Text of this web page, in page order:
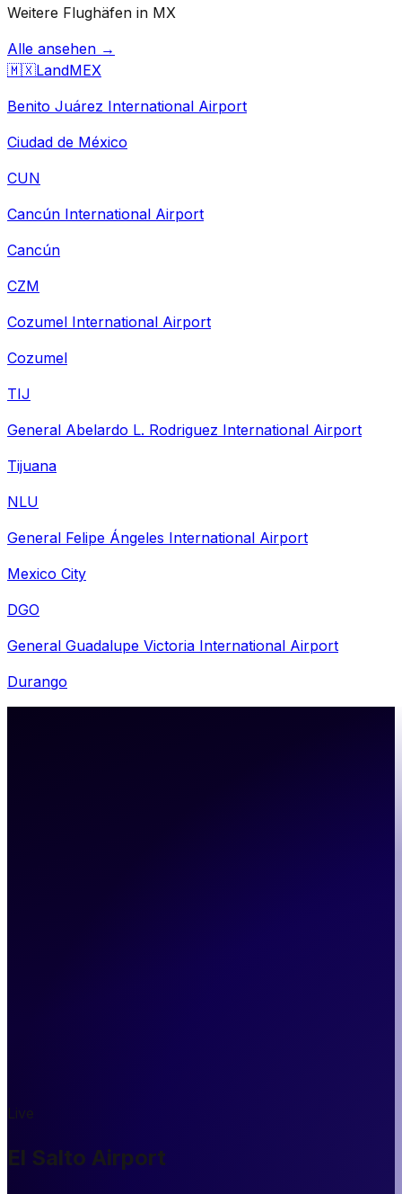
Weitere Flughäfen in MX
Alle ansehen →
🇲🇽LandMEX
Benito Juárez International Airport
Ciudad de México
CUN
Cancún International Airport
Cancún
CZM
Cozumel International Airport
Cozumel
TIJ
General Abelardo L. Rodriguez International Airport
Tijuana
NLU
General Felipe Ángeles International Airport
Mexico City
DGO
General Guadalupe Victoria International Airport
Durango
Live
El Salto Airport